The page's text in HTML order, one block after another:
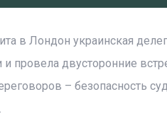
в Лондон украинская
провела двусторонние
– безопасность